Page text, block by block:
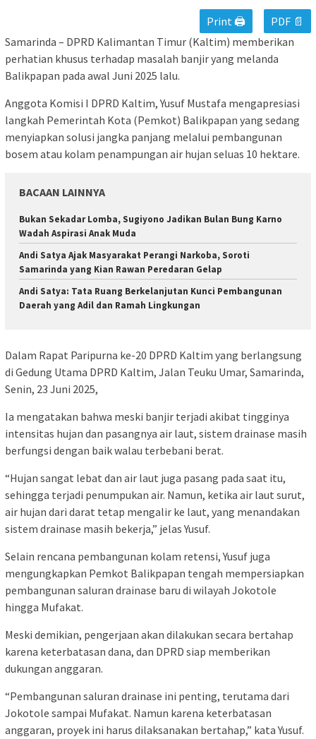
Print 🖨
PDF 📄
Samarinda – DPRD Kalimantan Timur (Kaltim) memberikan
perhatian khusus terhadap masalah banjir yang melanda
Balikpapan pada awal Juni 2025 lalu.
Anggota Komisi I DPRD Kaltim, Yusuf Mustafa mengapresiasi
langkah Pemerintah Kota (Pemkot) Balikpapan yang sedang
menyiapkan solusi jangka panjang melalui pembangunan
bosem atau kolam penampungan air hujan seluas 10 hektare.
BACAAN LAINNYA
Bukan Sekadar Lomba, Sugiyono Jadikan Bulan Bung Karno
Wadah Aspirasi Anak Muda
Andi Satya Ajak Masyarakat Perangi Narkoba, Soroti
Samarinda yang Kian Rawan Peredaran Gelap
Andi Satya: Tata Ruang Berkelanjutan Kunci Pembangunan
Daerah yang Adil dan Ramah Lingkungan
Dalam Rapat Paripurna ke-20 DPRD Kaltim yang berlangsung
di Gedung Utama DPRD Kaltim, Jalan Teuku Umar, Samarinda,
Senin, 23 Juni 2025,
Ia mengatakan bahwa meski banjir terjadi akibat tingginya
intensitas hujan dan pasangnya air laut, sistem drainase masih
berfungsi dengan baik walau terbebani berat.
“Hujan sangat lebat dan air laut juga pasang pada saat itu,
sehingga terjadi penumpukan air. Namun, ketika air laut surut,
air hujan dari darat tetap mengalir ke laut, yang menandakan
sistem drainase masih bekerja,” jelas Yusuf.
Selain rencana pembangunan kolam retensi, Yusuf juga
mengungkapkan Pemkot Balikpapan tengah mempersiapkan
pembangunan saluran drainase baru di wilayah Jokotole
hingga Mufakat.
Meski demikian, pengerjaan akan dilakukan secara bertahap
karena keterbatasan dana, dan DPRD siap memberikan
dukungan anggaran.
“Pembangunan saluran drainase ini penting, terutama dari
Jokotole sampai Mufakat. Namun karena keterbatasan
anggaran, proyek ini harus dilaksanakan bertahap,” kata Yusuf.